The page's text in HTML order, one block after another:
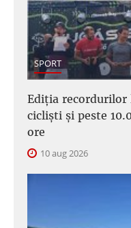
SPORT
Ediția recordurilor
cicliști și peste
ore
10 aug 2026